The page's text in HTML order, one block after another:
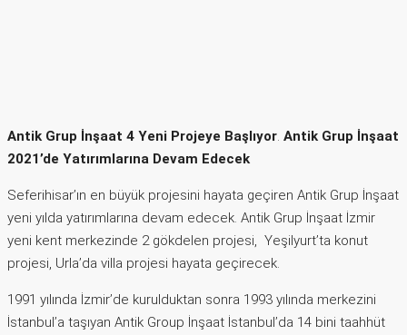
Antik Grup İnşaat 4 Yeni Projeye Başlıyor. Antik Grup İnşaat
2021’de Yatırımlarına Devam Edecek
Seferihisar’ın en büyük projesini hayata geçiren Antik Grup İnşaat
yeni yılda yatırımlarına devam edecek. Antik Grup İnşaat İzmir
yeni kent merkezinde 2 gökdelen projesi, Yeşilyurt’ta konut
projesi, Urla’da villa projesi hayata geçirecek.
1991 yılında İzmir’de kurulduktan sonra 1993 yılında merkezini
İstanbul’a taşıyan Antik Group İnşaat İstanbul’da 14 bini taahhüt